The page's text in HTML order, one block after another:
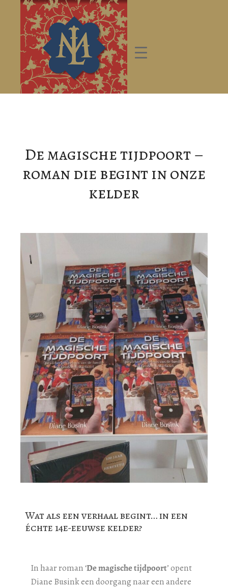
De magische tijdpoort –
roman die begint in onze
kelder
Wat als een verhaal begint… in een
échte 14e-eeuwse kelder?
In haar roman ‘De magische tijdpoort’ opent
Diane Busink een doorgang naar een andere